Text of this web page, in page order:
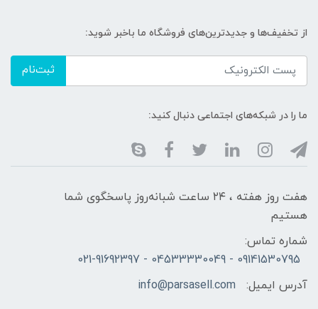
از تخفیف‌ها و جدیدترین‌های فروشگاه ما باخبر شوید:
ثبت‌نام
ما را در شبکه‌های اجتماعی دنبال کنید:
هفت روز هفته ، ۲۴ ساعت شبانه‌روز پاسخگوی شما
هستیم
شماره تماس:
09141530795 - 04533330049 - 021-91692397
آدرس ایمیل:
info@parsasell.com